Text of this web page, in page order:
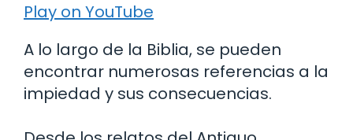
Play on YouTube
A lo largo de la Biblia, se pueden
encontrar numerosas referencias a la
impiedad y sus consecuencias.